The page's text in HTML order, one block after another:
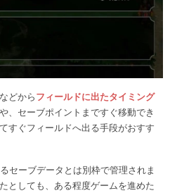
どから フィールドに出たタイミング
、セーブポイントまですぐ移動でき
すぐフィールドへ出る手段がおすす
セーブデータとは別枠で管理されま
としても、ある程度ゲームを進めた